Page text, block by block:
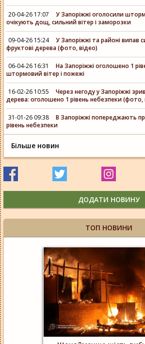
20-04-26 17:07
У Запоріжжі оголосили
очікують дощ, сильний вітер і заморозки
09-04-26 15:24
У Запоріжжі та районі випав
фруктові дерева (фото, відео)
06-04-26 16:31
На Запоріжжі оголошено 1
штормовий вітер і пожежі
16-02-26 10:55
Через негоду у Запоріжжі
дерева: оголошено 1 рівень небезпеки (фото,
31-01-26 09:38
В Запоріжжі попереджають
рівень небезпеки
Більше новин
ДОДАТИ НОВИНУ
ТОП НОВИНИ